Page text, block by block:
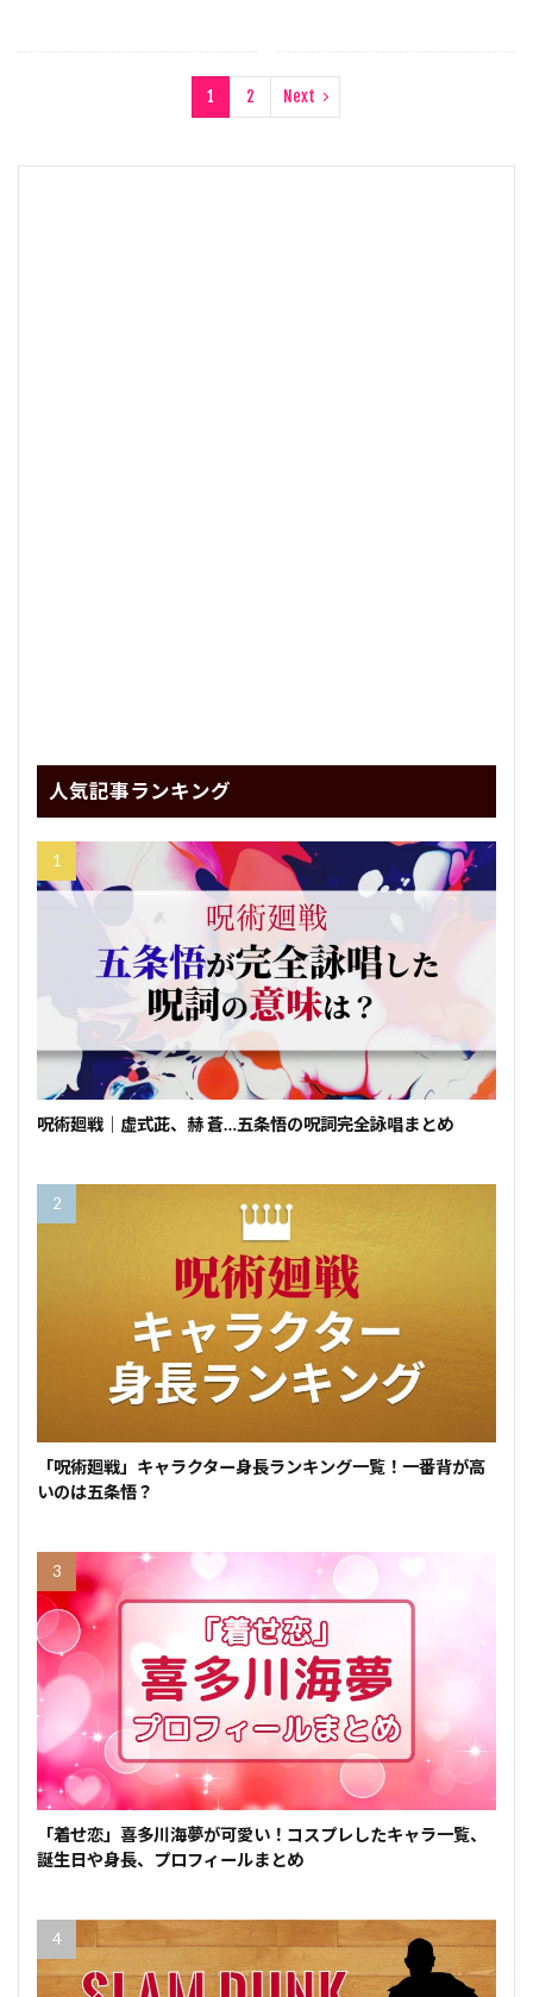
1 2 Next
人気記事ランキング
呪術廻戦｜虚式茈、赫 蒼…五条悟の呪詞完全詠唱まとめ
「呪術廻戦」キャラクター身長ランキング一覧！一番背が高
いのは五条悟？
「着せ恋」喜多川海夢が可愛い！コスプレしたキャラ一覧、
誕生日や身長、プロフィールまとめ